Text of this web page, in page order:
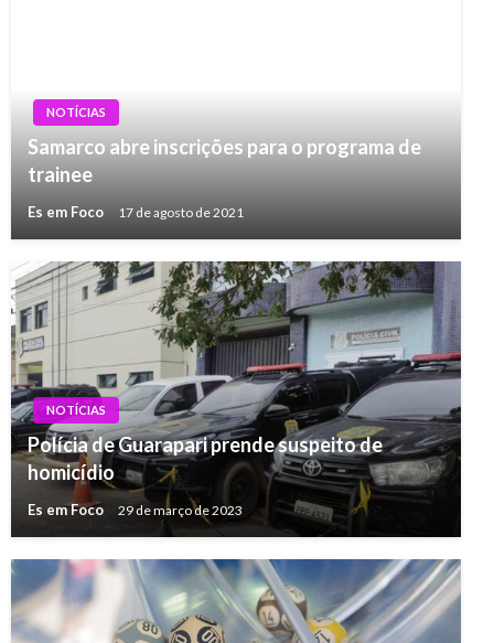
NOTÍCIAS
Samarco abre inscrições para o programa de
trainee
Es em Foco 17 de agosto de 2021
NOTÍCIAS
Polícia de Guarapari prende suspeito de
homicídio
Es em Foco 29 de março de 2023